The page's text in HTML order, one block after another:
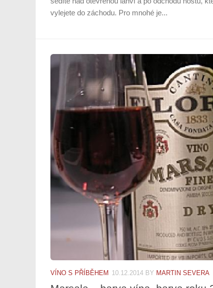
vylejete do záchodu. Pro mnohé je...
VÍNO S PŘÍBĚHEM 10.12.2014 BY MARTIN SEVERA